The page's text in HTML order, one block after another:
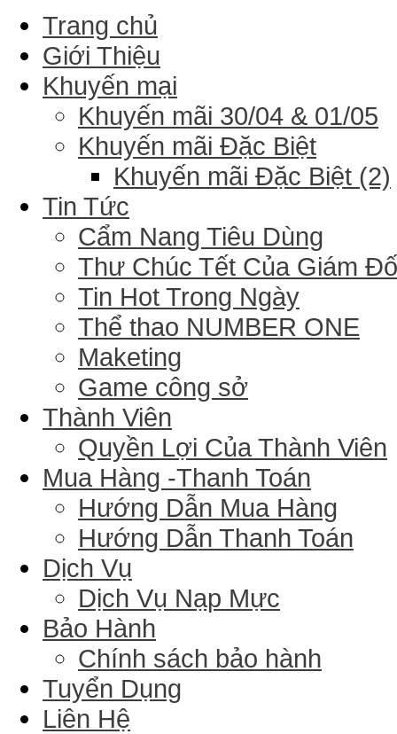
Trang chủ
Giới Thiệu
Khuyến mại
Khuyến mãi 30/04 & 01/05
Khuyến mãi Đặc Biệt
Khuyến mãi Đặc Biệt (2)
Tin Tức
Cẩm Nang Tiêu Dùng
Thư Chúc Tết Của Giám
Tin Hot Trong Ngày
Thể thao NUMBER ONE
Maketing
Game công sở
Thành Viên
Quyền Lợi Của Thành Viên
Mua Hàng -Thanh Toán
Hướng Dẫn Mua Hàng
Hướng Dẫn Thanh Toán
Dịch Vụ
Dịch Vụ Nạp Mực
Bảo Hành
Chính sách bảo hành
Tuyển Dụng
Liên Hệ